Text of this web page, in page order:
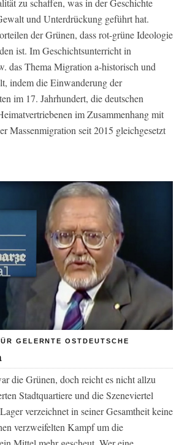
zu schaffen, was in der Geschichte
und Unterdrückung geführt hat.
der Grünen, dass rot-grüne Ideologie
ist. Im Geschichtsunterricht in
das Thema Migration a-historisch und
indem die Einwanderung der
im 17. Jahrhundert, die deutschen
im Zusammenhang mit
Massenmigration seit 2015 gleichgesetzt
GELERNTE OSTDEUTSCHE
die Grünen, doch reicht es nicht allzu
Stadtquartiere und die Szeneviertel
verzeichnet in seiner Gesamtheit keine
verzweifelten Kampf um die